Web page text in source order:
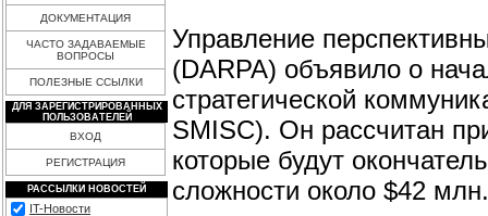
ДОКУМЕНТАЦИЯ
ЧАСТО ЗАДАВАЕМЫЕ
ВОПРОСЫ
ПОЛЕЗНЫЕ ССЫЛКИ
ДЛЯ ЗАРЕГИСТРИРОВАННЫХ
ПОЛЬЗОВАТЕЛЕЙ
ВХОД
РЕГИСТРАЦИЯ
РАССЫЛКИ НОВОСТЕЙ
IT-Новости
Управление
(DARPA) объявило о
стратегической
SMISC). Он рассчитан
которые будут
сложности около $42 млн.